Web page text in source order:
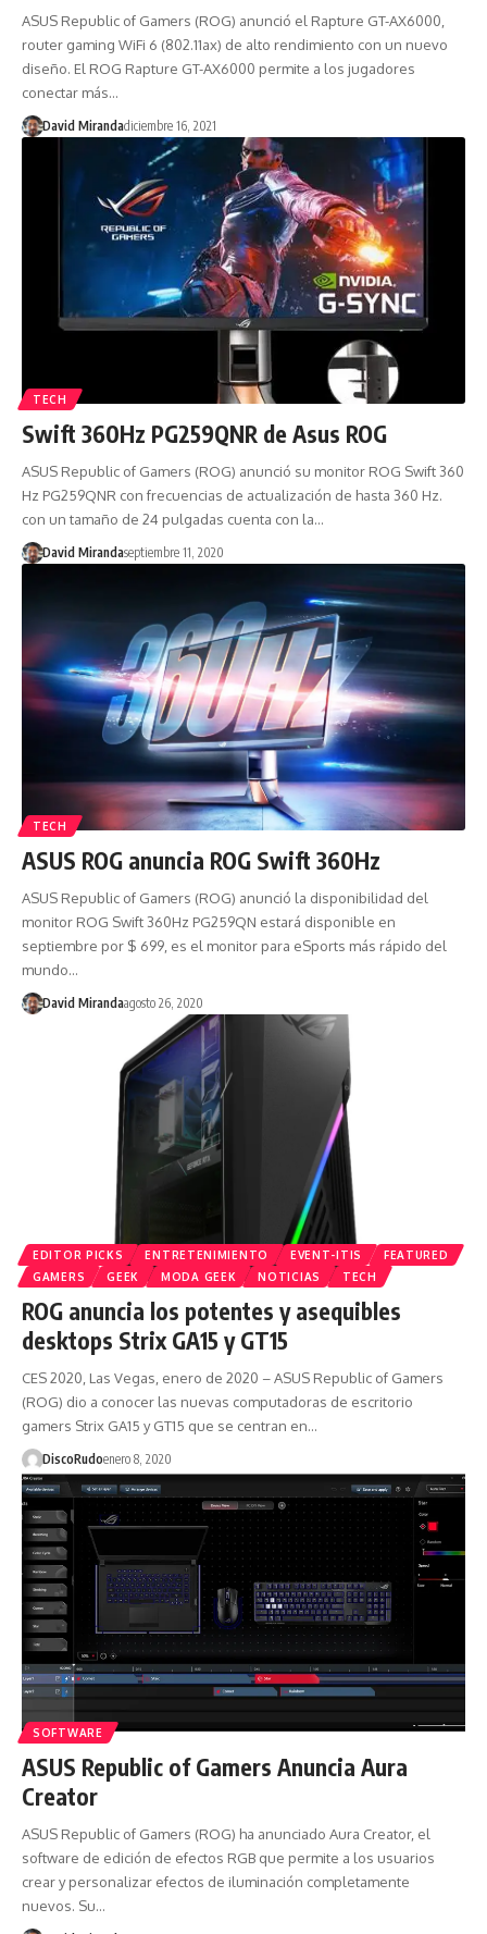
ASUS Republic of Gamers (ROG) anunció el Rapture GT-AX6000,
router gaming WiFi 6 (802.11ax) de alto rendimiento con un nuevo
diseño. El ROG Rapture GT-AX6000 permite a los jugadores
conectar más…
David Mirandadiciembre 16, 2021
TECH
Swift 360Hz PG259QNR de Asus ROG
ASUS Republic of Gamers (ROG) anunció su monitor ROG Swift 360
Hz PG259QNR con frecuencias de actualización de hasta 360 Hz.
con un tamaño de 24 pulgadas cuenta con la…
David Mirandaseptiembre 11, 2020
TECH
ASUS ROG anuncia ROG Swift 360Hz
ASUS Republic of Gamers (ROG) anunció la disponibilidad del
monitor ROG Swift 360Hz PG259QN estará disponible en
septiembre por $ 699, es el monitor para eSports más rápido del
mundo…
David Mirandaagosto 26, 2020
EDITOR PICKS ENTRETENIMIENTO EVENT-ITIS
FEATURED
GAMERS
GEEK MODA GEEK NOTICIAS TECH
ROG anuncia los potentes y asequibles
desktops Strix GA15 y GT15
CES 2020, Las Vegas, enero de 2020 – ASUS Republic of Gamers
(ROG) dio a conocer las nuevas computadoras de escritorio
gamers Strix GA15 y GT15 que se centran en…
DiscoRudoenero 8, 2020
SOFTWARE
ASUS Republic of Gamers Anuncia Aura
Creator
ASUS Republic of Gamers (ROG) ha anunciado Aura Creator, el
software de edición de efectos RGB que permite a los usuarios
crear y personalizar efectos de iluminación completamente
nuevos. Su…